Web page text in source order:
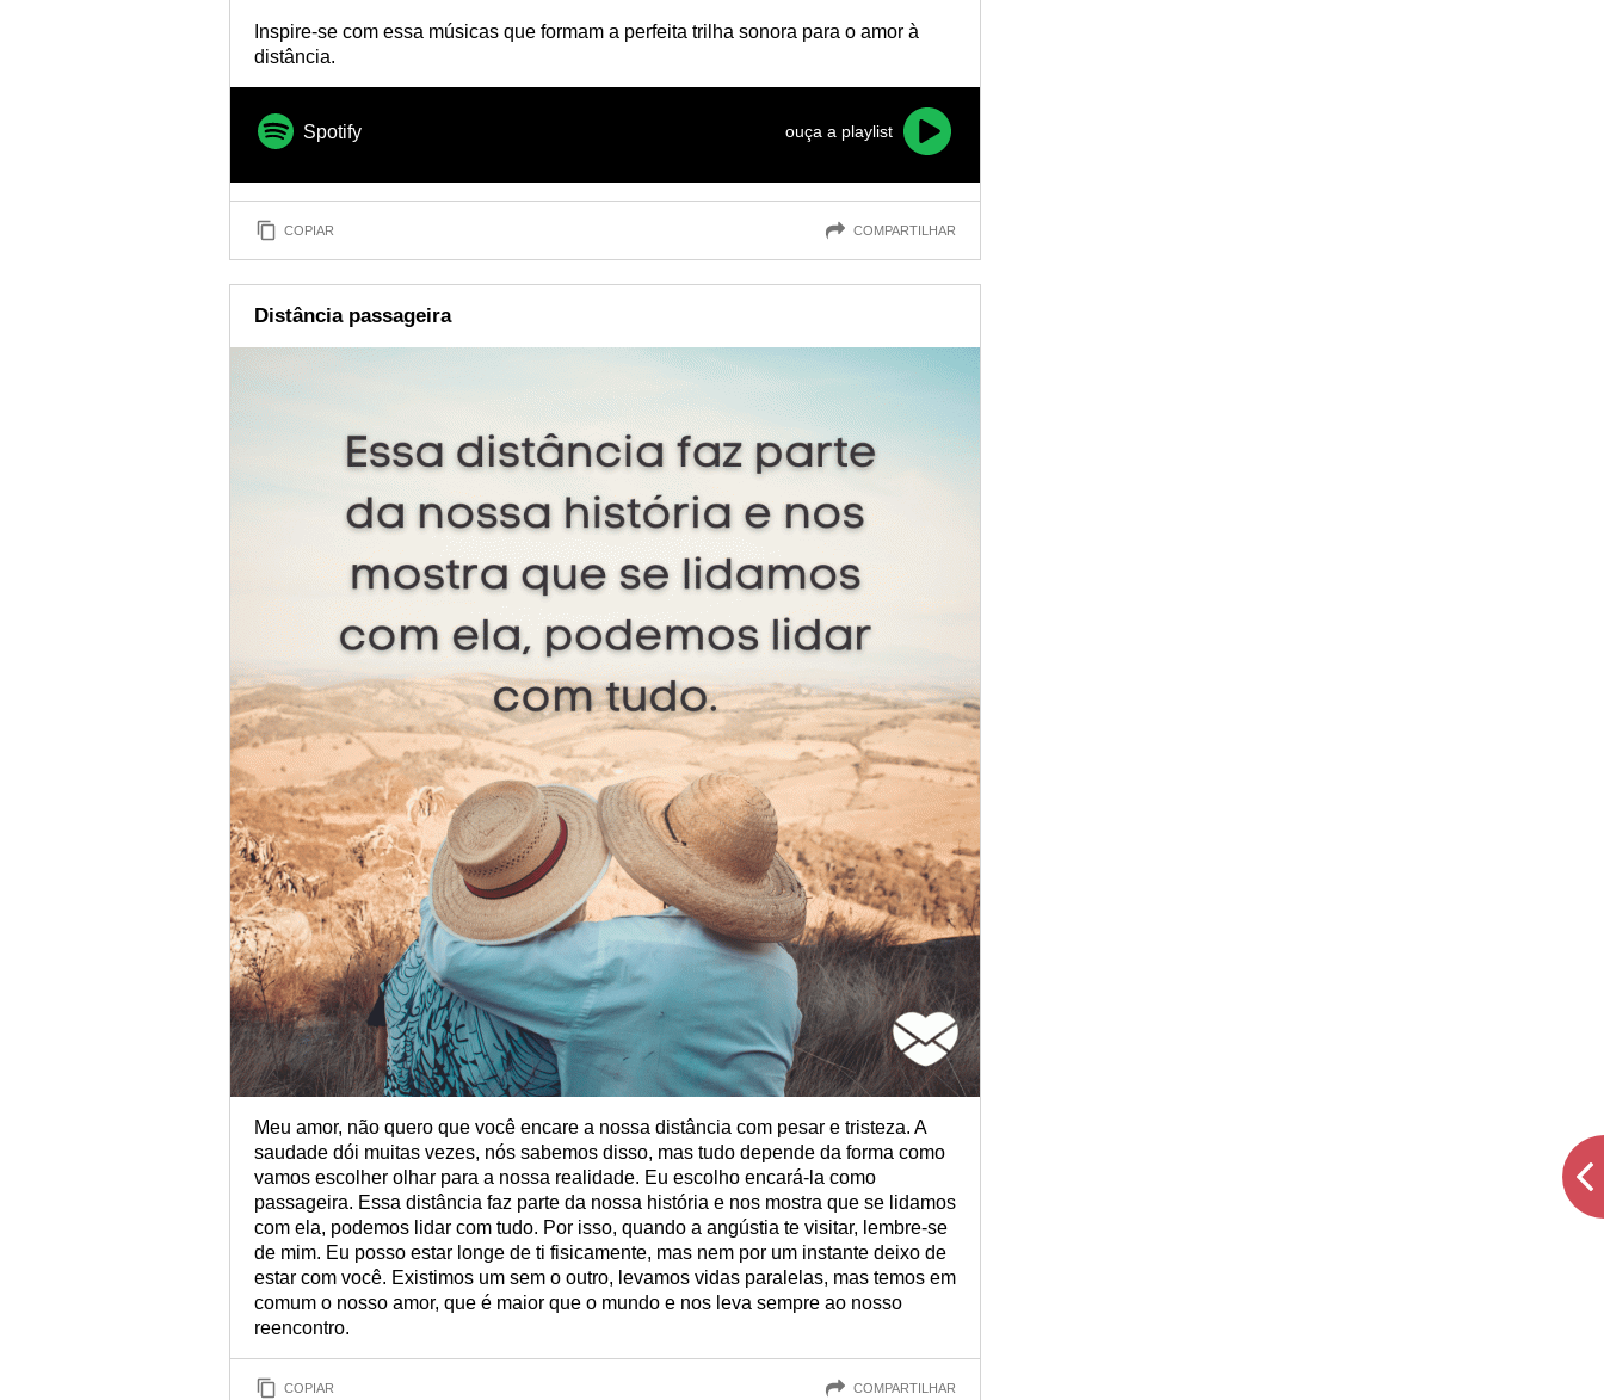
Inspire-se com essa músicas que formam a perfeita trilha sonora para o amor à
distância.
Spotify ouça a playlist
COPIAR COMPARTILHAR
Distância passageira
Meu amor, não quero que você encare a nossa distância com pesar e tristeza. A
saudade dói muitas vezes, nós sabemos disso, mas tudo depende da forma como
vamos escolher olhar para a nossa realidade. Eu escolho encará-la como
passageira. Essa distância faz parte da nossa história e nos mostra que se lidamos
com ela, podemos lidar com tudo. Por isso, quando a angústia te visitar, lembre-se
de mim. Eu posso estar longe de ti fisicamente, mas nem por um instante deixo de
estar com você. Existimos um sem o outro, levamos vidas paralelas, mas temos em
comum o nosso amor, que é maior que o mundo e nos leva sempre ao nosso
reencontro.
COPIAR COMPARTILHAR